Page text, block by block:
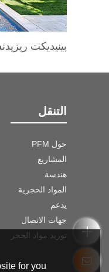
بينيديكت
التنقل
حول PFM
المشاريع
هندسة
المواد الحجرية
يدعم
جهات الاتصال
توريد مواد الحجر
for you.